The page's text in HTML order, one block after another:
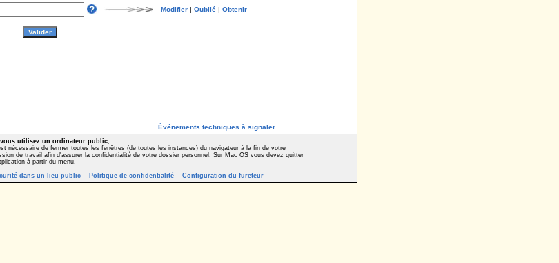
Modifier | Oublié | Obtenir
Événements techniques à signaler
utilisez un ordinateur public,
nécessaire de fermer toutes les fenêtres (de toutes les instances) du navigateur à la fin de votre
de travail afin d'assurer la confidentialité de votre dossier personnel. Sur Mac OS vous devez quitter
à partir du menu.
dans un lieu public
Politique de confidentialité Configuration du fureteur